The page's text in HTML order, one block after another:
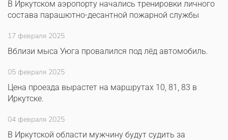
В Иркутском аэропорту начались тренировки личного
состава парашютно-десантной пожарной службы
17 февраля 2025
Вблизи мыса Уюга провалился под лёд автомобиль.
05 февраля 2025
Цена проезда вырастет на маршрутах 10, 81, 83 в
Иркутске.
04 февраля 2025
В Иркутской области мужчину будут судить за